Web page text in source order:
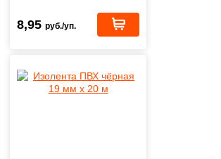
8,95 руб./уп.